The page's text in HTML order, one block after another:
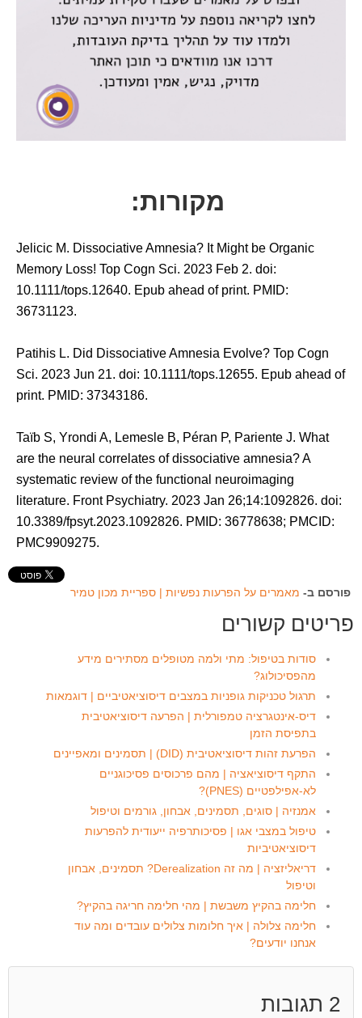
מקורות:
Jelicic M. Dissociative Amnesia? It Might be Organic
Memory Loss! Top Cogn Sci. 2023 Feb 2. doi:
10.1111/tops.12640. Epub ahead of print. PMID:
36731123.
Patihis L. Did Dissociative Amnesia Evolve? Top Cogn
Sci. 2023 Jun 21. doi: 10.1111/tops.12655. Epub ahead of
print. PMID: 37343186.
Taïb S, Yrondi A, Lemesle B, Péran P, Pariente J. What
are the neural correlates of dissociative amnesia? A
systematic review of the functional neuroimaging
literature. Front Psychiatry. 2023 Jan 26;14:1092826. doi:
10.3389/fpsyt.2023.1092826. PMID: 36778638; PMCID:
PMC9909275.
פורסם ב- מאמרים על הפרעות נפשיות | ספריית מכון טמיר
פריטים קשורים
סודות בטיפול: מתי ולמה מטופלים מסתירים מידע
מהפסיכולוג?
תרגול טכניקות גופניות במצבים דיסוציאטיביים | דוגמאות
דיס-אינטגרציה טמפורלית | הפרעה דיסוציאטיבית
בתפיסת הזמן
הפרעת זהות דיסוציאטיבית (DID) | תסמינים ומאפיינים
התקף דיסוציאציה | מהם פרכוסים פסיכוגניים
לא-אפילפטיים (PNES)?
אמנזיה | סוגים, תסמינים, אבחון, גורמים וטיפול
טיפול במצבי אגו | פסיכותרפיה ייעודית להפרעות
דיסוציאטיביות
דריאליזציה | מה זה Derealization? תסמינים, אבחון
וטיפול
חלימה בהקיץ משבשת | מהי חלימה חריגה בהקיץ?
חלימה צלולה | איך חלומות צלולים עובדים ומה עוד
אנחנו יודעים?
2 תגובות